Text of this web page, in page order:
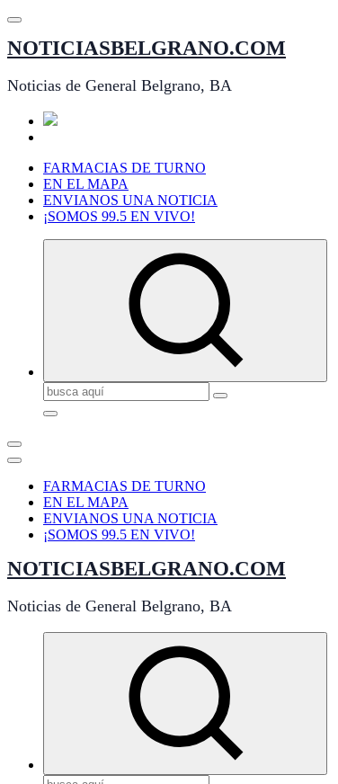
Saltar
contenido
NOTICIASBELGRANO.COM
Noticias de General Belgrano, BA
FARMACIAS DE TURNO
EN EL MAPA
ENVIANOS UNA NOTICIA
¡SOMOS 99.5 EN VIVO!
Buscar:
FARMACIAS DE TURNO
EN EL MAPA
ENVIANOS UNA NOTICIA
¡SOMOS 99.5 EN VIVO!
NOTICIASBELGRANO.COM
Noticias de General Belgrano, BA